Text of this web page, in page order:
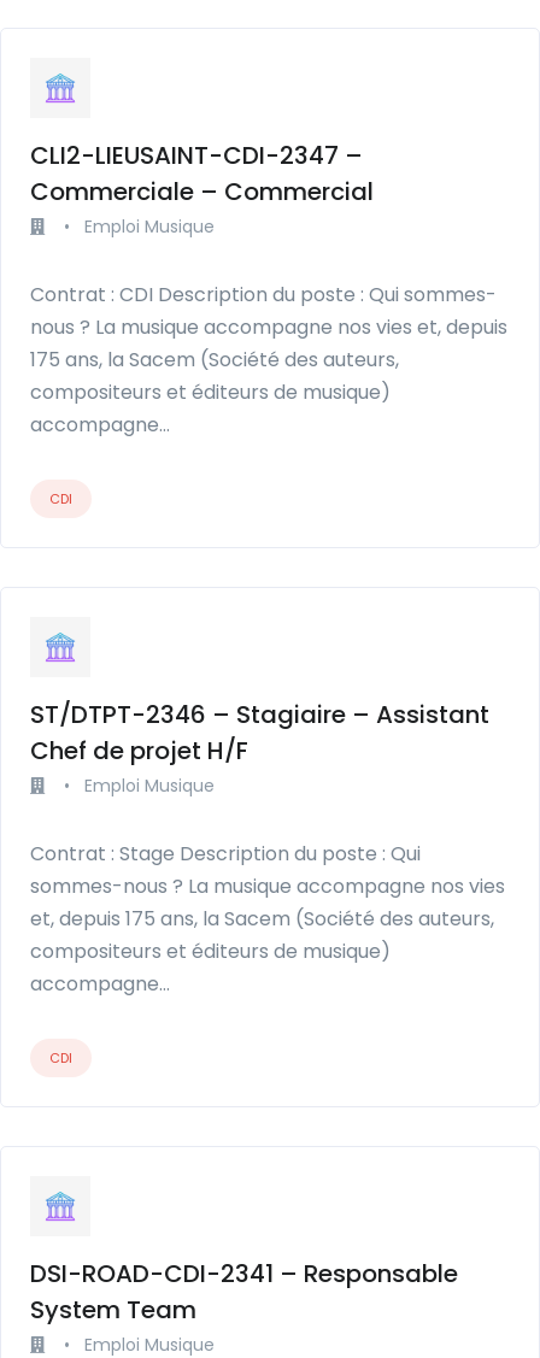
CLI2-LIEUSAINT-CDI-2347 –
Commerciale – Commercial
• Emploi Musique
Contrat : CDI Description du poste : Qui sommes-
nous ? La musique accompagne nos vies et, depuis
175 ans, la Sacem (Société des auteurs,
compositeurs et éditeurs de musique)
accompagne…
CDI
ST/DTPT-2346 – Stagiaire – Assistant
Chef de projet H/F
• Emploi Musique
Contrat : Stage Description du poste : Qui
sommes-nous ? La musique accompagne nos vies
et, depuis 175 ans, la Sacem (Société des auteurs,
compositeurs et éditeurs de musique)
accompagne…
CDI
DSI-ROAD-CDI-2341 – Responsable
System Team
• Emploi Musique